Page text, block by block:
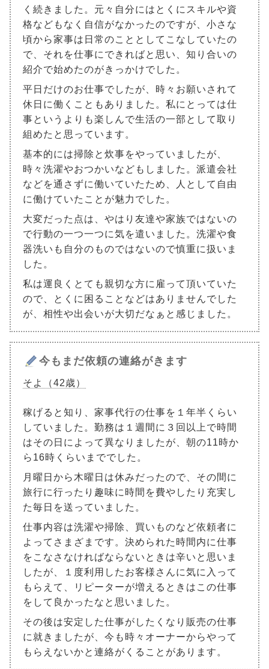
く続きました。元々自分にはとくにスキルや資
格などもなく自信がなかったのですが、小さな
頃から家事は日常のこととしてこなしていたの
で、それを仕事にできればと思い、知り合いの
紹介で始めたのがきっかけでした。
平日だけのお仕事でしたが、時々お願いされて
休日に働くこともありました。私にとっては仕
事というよりも楽しんで生活の一部として取り
組めたと思っています。
基本的には掃除と炊事をやっていましたが、
時々洗濯やおつかいなどもしました。派遣会社
などを通さずに働いていたため、人として自由
に働けていたことが魅力でした。
大変だった点は、やはり友達や家族ではないの
で行動の一つ一つに気を遣いました。洗濯や食
器洗いも自分のものではないので慎重に扱いま
した。
私は運良くとても親切な方に雇って頂いていた
ので、とくに困ることなどはありませんでした
が、相性や出会いが大切だなぁと感じました。
今もまだ依頼の連絡がきます
そよ（42歳）
稼げると知り、家事代行の仕事を１年半くらい
していました。勤務は１週間に３回以上で時間
はその日によって異なりましたが、朝の11時か
ら16時くらいまででした。
月曜日から木曜日は休みだったので、その間に
旅行に行ったり趣味に時間を費やしたり充実し
た毎日を送っていました。
仕事内容は洗濯や掃除、買いものなど依頼者に
よってさまざまです。決められた時間内に仕事
をこなさなければならないときは辛いと思いま
したが、１度利用したお客様さんに気に入って
もらえて、リピーターが増えるときはこの仕事
をして良かったなと思いました。
その後は安定した仕事がしたくなり販売の仕事
に就きましたが、今も時々オーナーからやって
もらえないかと連絡がくることがあります。